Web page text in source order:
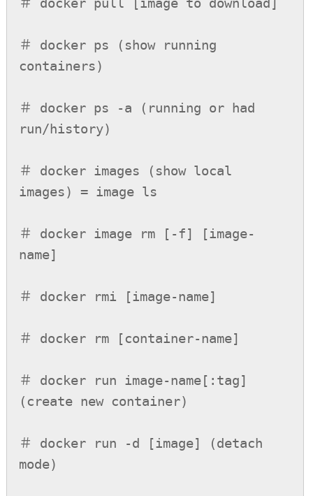
＃ docker pull [image to download]
＃ docker ps (show running
containers)
＃ docker ps -a (running or had
run/history)
＃ docker images (show local
images) = image ls
＃ docker image rm [-f] [image-
name]
＃ docker rmi [image-name]
＃ docker rm [container-name]
＃ docker run image-name[:tag]
(create new container)
＃ docker run -d [image] (detach
mode)